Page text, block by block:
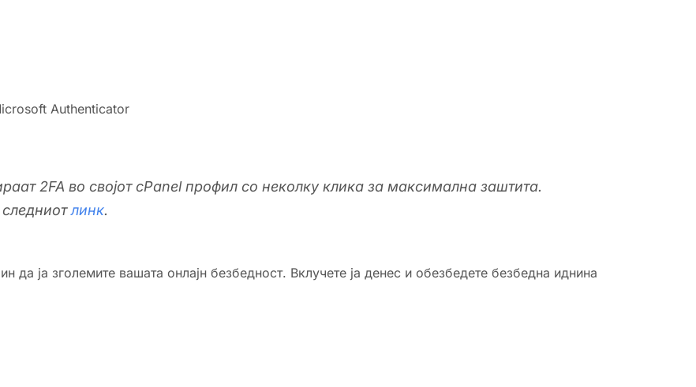
Authenticator
2FA во својот cPanel профил со неколку клика за максимална заштита.
следниотлинк.
да ја зголемите вашата онлајн безбедност. Вклучете ја денес и обезбедете безбедна иднина